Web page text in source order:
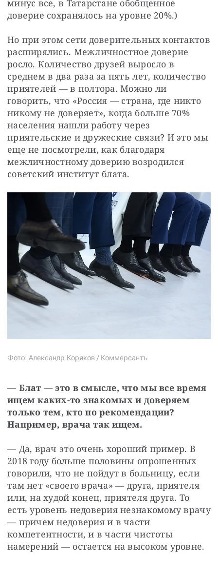
минус все, в Татарстане обобщенное
доверие сохранялось на уровне 20%.)
Но при этом сети доверительных контактов
расширялись. Межличностное доверие
росло. Количество друзей выросло в
среднем в два раза за пять лет, количество
приятелей — в полтора. Можно ли
говорить, что «Россия — страна, где никто
никому не доверяет», когда больше 70%
населения нашли работу через
приятельские и дружеские связи? И это мы
еще не посмотрели, как благодаря
межличностному доверию возродился
советский институт блата.
Фото: Александр Коряков / Коммерсантъ
— Блат — это в смысле, что мы все время
ищем каких-то знакомых и доверяем
только тем, кто по рекомендации?
Например, врача так ищем.
— Да, врач это очень хороший пример. В
2018 году больше половины опрошенных
говорили, что не пойдут в больницу, если
там нет «своего врача» — друга, приятеля
или, на худой конец, приятеля друга. То
есть уровень недоверия незнакомому врачу
— причем недоверия и в части
компетентности, и в части чистоты
намерений — остается на высоком уровне.